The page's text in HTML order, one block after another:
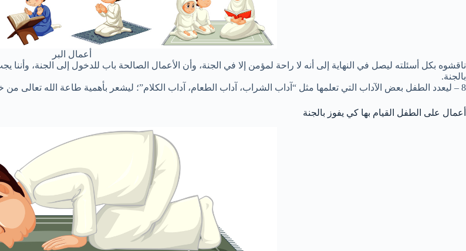
أعمال البر
ناقشوه بكل أسئلته ليصل في النهاية إلى أنه لا راحة لمؤمن إلا في الجنة، وأن الأعمال الصالحة باب للدخول إلى الجنة،
بالجنة.
8 – ليعدد الطفل بعض الآداب التي تعلمها مثل “آداب الشراب، آداب الطعام، آداب الكلام”؛ ليشعر بأهمية طاعة الله تعالى من خلال العمل بهذه الآداب للدخول إلى الجنة. ويرفع يديه دائماً ويقول: اللهمّ الجنة
أعمال على الطفل القيام بها كي يفوز بالجنة